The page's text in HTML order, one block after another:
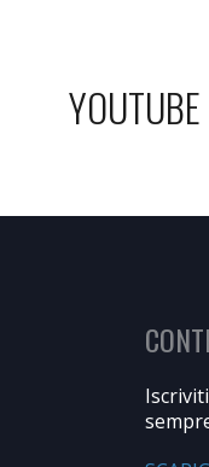
YOUTUBE